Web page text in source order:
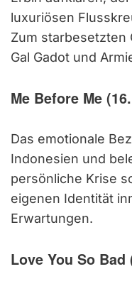
luxuriösen
Zum starbesetzten
Gal Gadot und
Me Before Me
Das emotionale
Indonesien und
persönliche Krise
eigenen Identität
Erwartungen.
Love You So Bad